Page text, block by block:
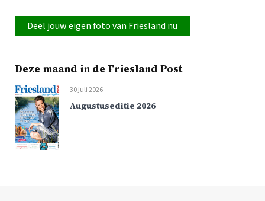
Deel jouw eigen foto van Friesland nu
Deze maand in de Friesland Post
30 juli 2026
Augustuseditie 2026